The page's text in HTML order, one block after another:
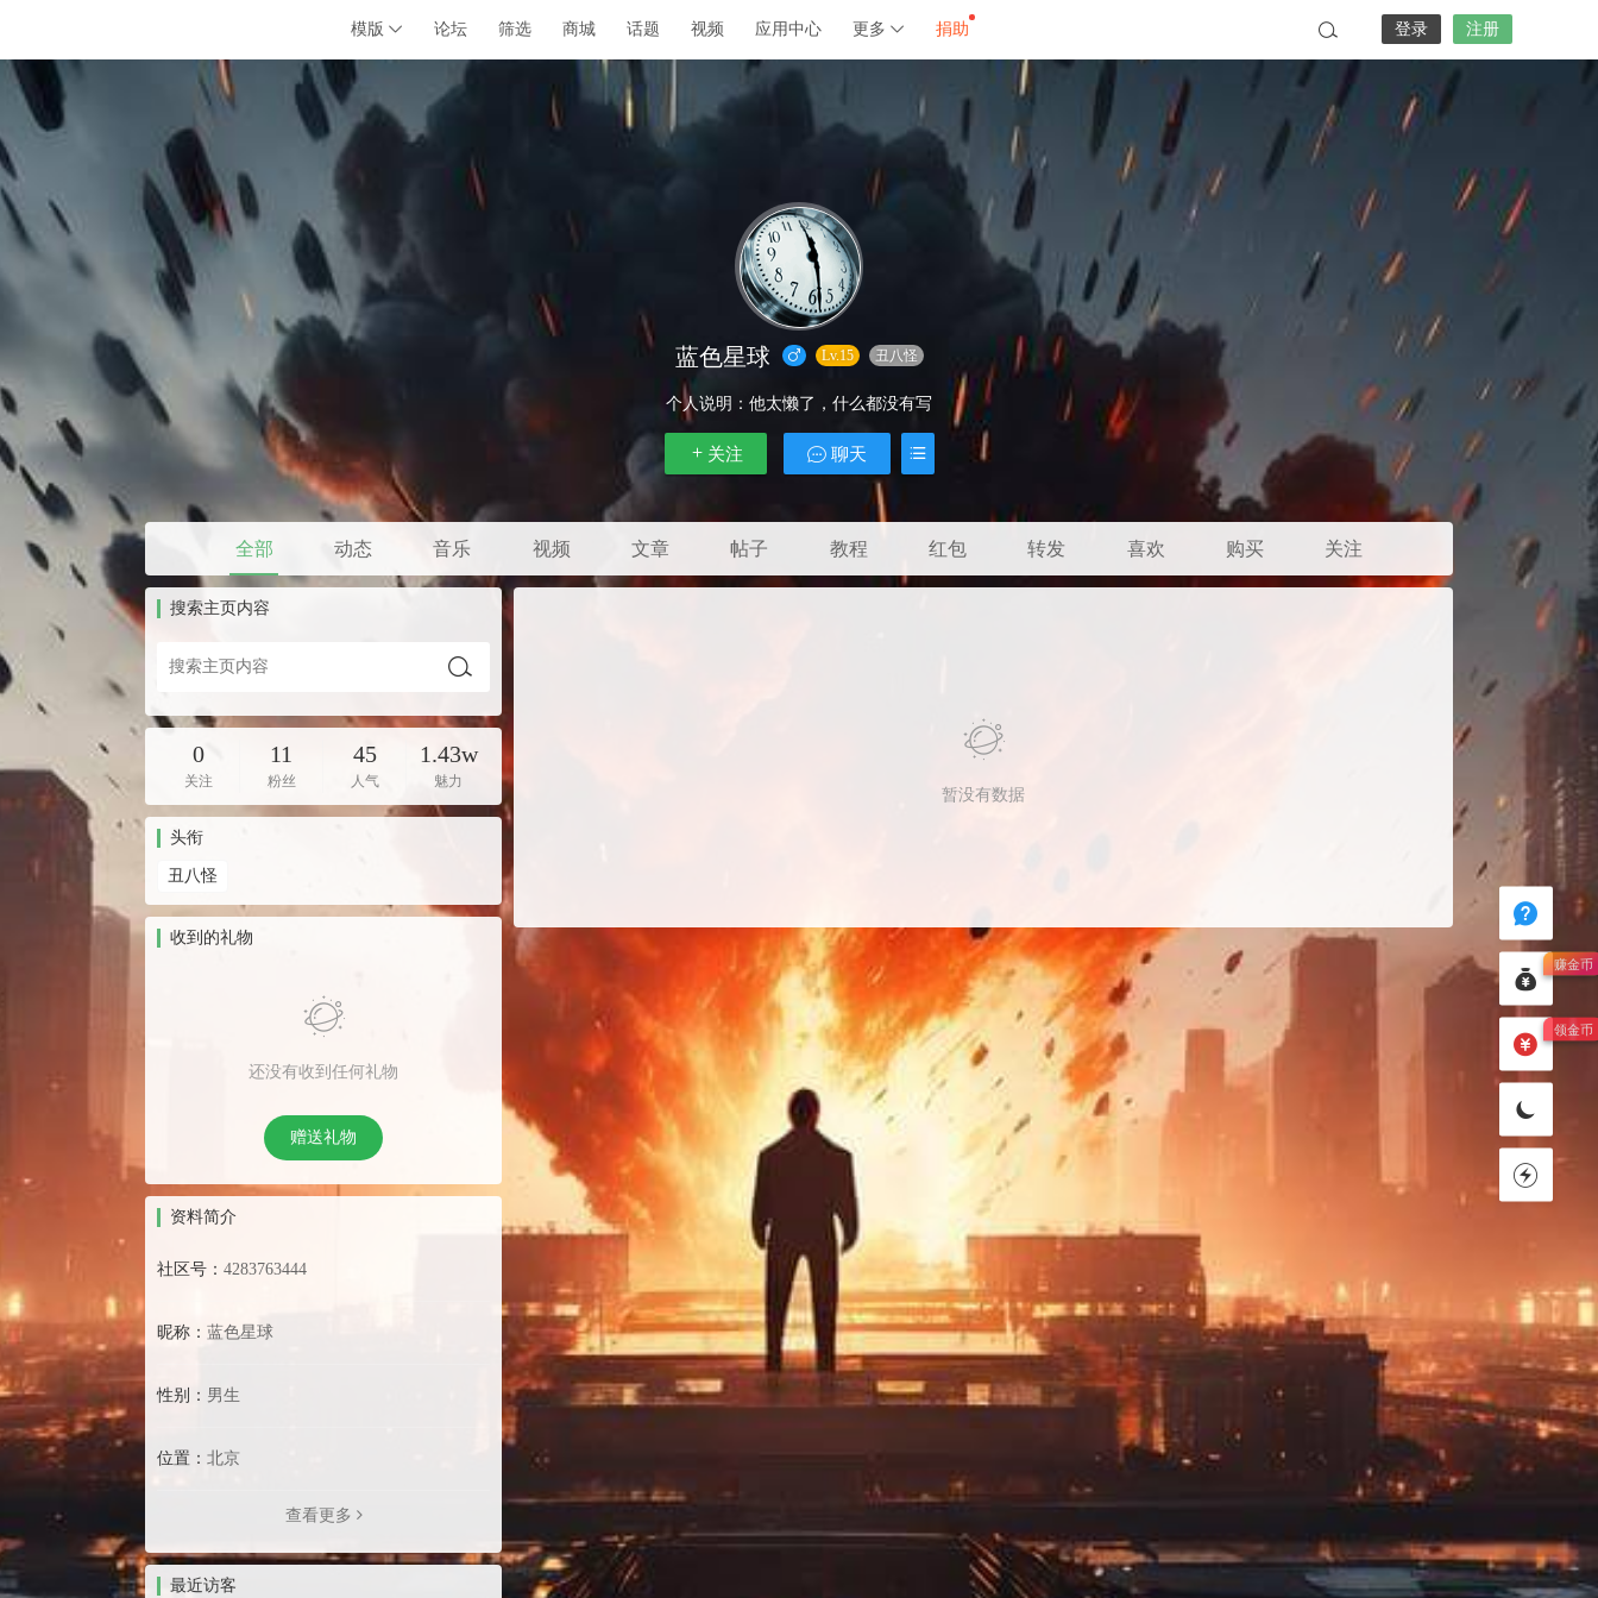
模版 论坛 筛选 商城 话题 视频 应用中心 更多 捐助 登录 注册
蓝色星球 Lv.15 丑八怪
个人说明： 他太懒了，什么都没有写
关注 聊天
全部 动态 音乐 视频 文章 帖子 教程 红包 转发 喜欢 购买 关注
搜索主页内容
0
关注
11
粉丝
45
人气
1.43w
魅力
头衔
丑八怪
收到的礼物
还没有收到任何礼物
赠送礼物
资料简介
社区号： 4283763444
昵称： 蓝色星球
性别： 男生
位置： 北京
查看更多
最近访客
暂没有数据